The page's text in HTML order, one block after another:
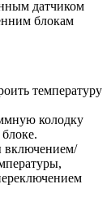
датчиком
блокам
температуру
колодку
включением/